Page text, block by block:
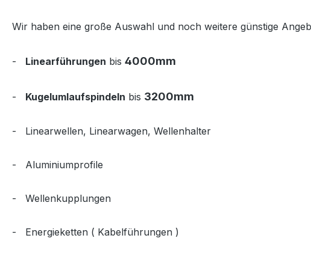
Wir haben eine große Auswahl und noch weitere günstige
- Linearführungen bis 4000mm
- Kugelumlaufspindeln bis 3200mm
- Linearwellen, Linearwagen, Wellenhalter
- Aluminiumprofile
- Wellenkupplungen
- Energieketten ( Kabelführungen )